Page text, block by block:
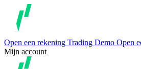
Open een rekening Trading Demo Open
Mijn account